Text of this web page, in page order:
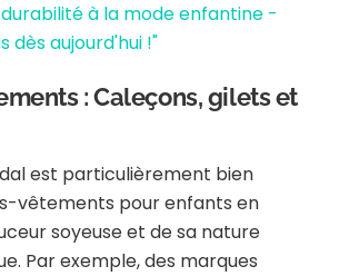
à la mode enfantine -
dès aujourd'hui !"
: Caleçons, gilets et
est particulièrement bien
vêtements pour enfants en
soyeuse et de sa nature
Par exemple, des marques